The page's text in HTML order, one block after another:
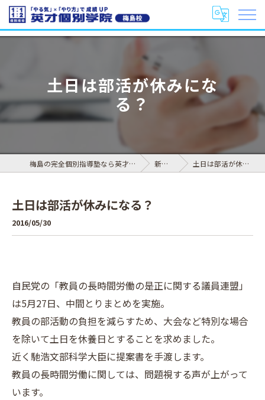
土日は部活が休みにな
る？
梅島の完全個別指導塾なら英才個別学院 梅島校 新着情報 土日は部活が休みになる？
土日は部活が休みになる？
2016/05/30
自民党の「教員の長時間労働の是正に関する議員連盟」
は5月27日、中間とりまとめを実施。
教員の部活動の負担を減らすため、大会など特別な場合
を除いて土日を休養日とすることを求めました。
近く馳浩文部科学大臣に提案書を手渡します。
教員の長時間労働に関しては、問題視する声が上がって
います。